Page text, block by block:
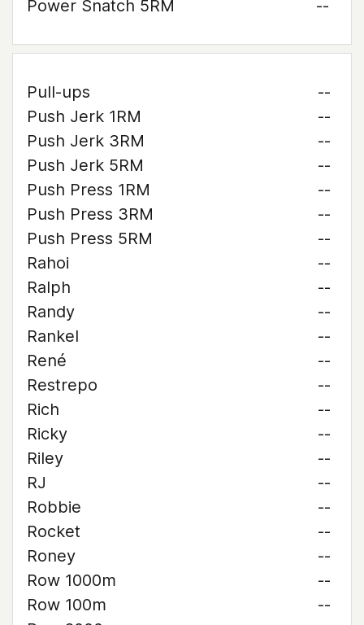
Power Snatch 5RM
--
Pull-ups
--
Push Jerk 1RM
--
Push Jerk 3RM
--
Push Jerk 5RM
--
Push Press 1RM
--
Push Press 3RM
--
Push Press 5RM
--
Rahoi
--
Ralph
--
Randy
--
Rankel
--
René
--
Restrepo
--
Rich
--
Ricky
--
Riley
--
RJ
--
Robbie
--
Rocket
--
Roney
--
Row 1000m
--
Row 100m
--